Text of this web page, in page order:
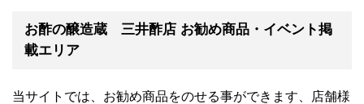
お酢の醸造蔵 三井酢店 お勧め商品・イベント掲
載エリア
当サイトでは、お勧め商品をのせる事ができます、店舗様